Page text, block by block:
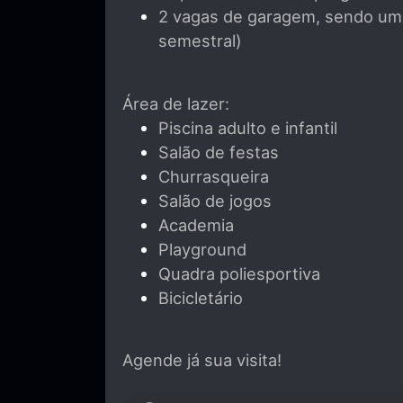
2 vagas de garagem, sendo
semestral)
Área de lazer:
Piscina adulto e infantil
Salão de festas
Churrasqueira
Salão de jogos
Academia
Playground
Quadra poliesportiva
Bicicletário
Agende já sua visita!